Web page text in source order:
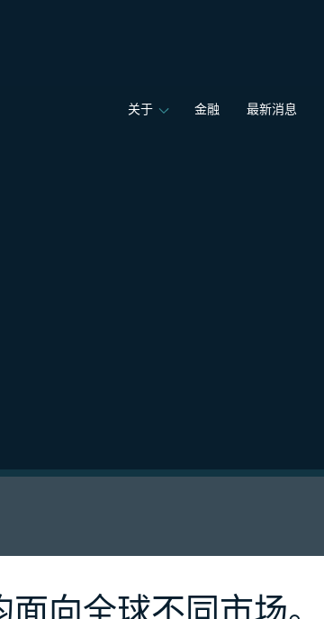
关于 金融 最新消息
向全球不同市场。